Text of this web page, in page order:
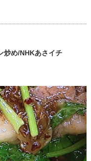
炒め/NHKあさイチ